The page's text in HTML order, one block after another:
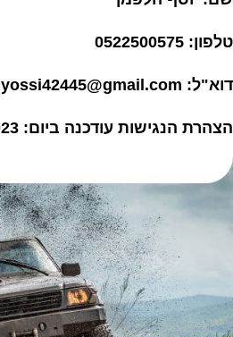
טלפון: 0522500575
דוא"ל: yossi42445@gmail.com
הצהרת הנגישות עודכנה ביום: 01.10.2023